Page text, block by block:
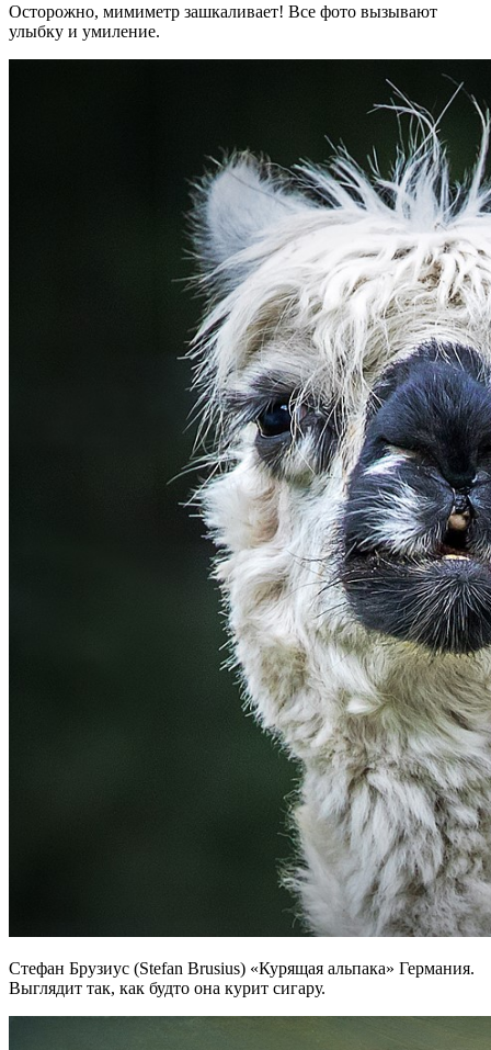
Осторожно, мимиметр зашкаливает! Все фото вызывают
улыбку и умиление.
Стефан Брузиус (Stefan Brusius) «Курящая альпака» Германия.
Выглядит так, как будто она курит сигару.